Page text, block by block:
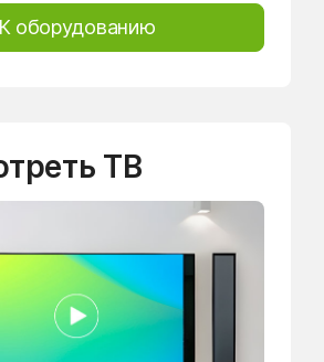
К оборудованию
ТВ